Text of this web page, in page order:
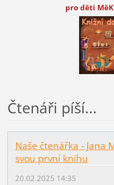
pro děti
Čtenáři píší...
Naše čtenářka - Jana
svou první knihu
20.02.2025 14:35